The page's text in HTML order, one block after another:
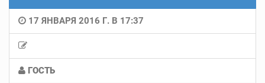
17 ЯНВАРЯ 2016 Г. В 17:37
ГОСТЬ